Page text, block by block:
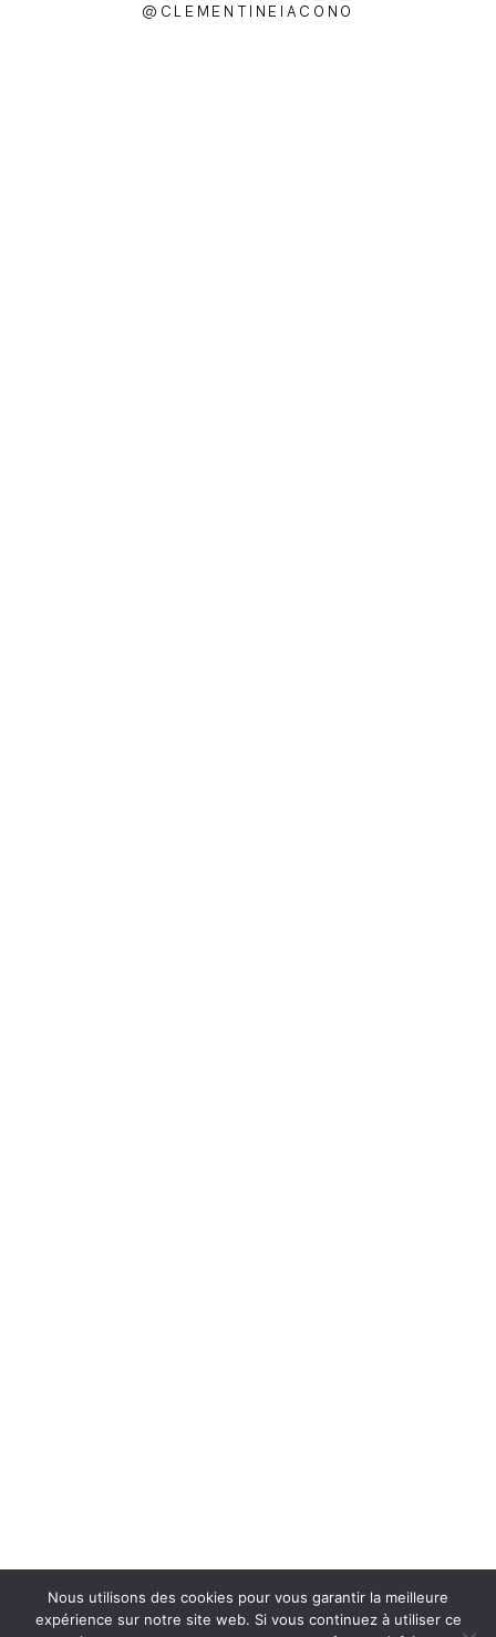
@CLEMENTINEIACONO
@2021Clémentine Iacono- Images parChloé Lapeyssonnie- Site parStudio
Quotidien|Mentions légales
Nous utilisons des cookies pour vous garantir la meilleure
expérience sur notre site web. Si vous continuez à utiliser ce